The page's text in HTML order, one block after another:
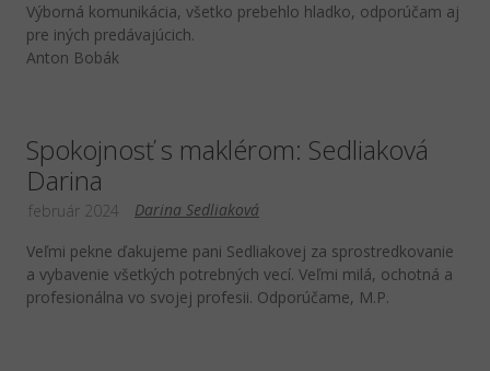
Výborná komunikácia, všetko prebehlo hladko, odporúčam aj
pre iných predávajúcich.
Anton Bobák
Spokojnosť s maklérom: Sedliaková
Darina
Darina Sedliaková
február 2024
Veľmi pekne ďakujeme pani Sedliakovej za sprostredkovanie
a vybavenie všetkých potrebných vecí. Veľmi milá, ochotná a
profesionálna vo svojej profesii. Odporúčame, M.P.